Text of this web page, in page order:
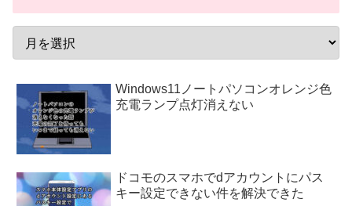
Windows11ノートパソコンオレンジ色
充電ランプ点灯消えない
ドコモのスマホでdアカウントにパス
キー設定できない件を解決できた